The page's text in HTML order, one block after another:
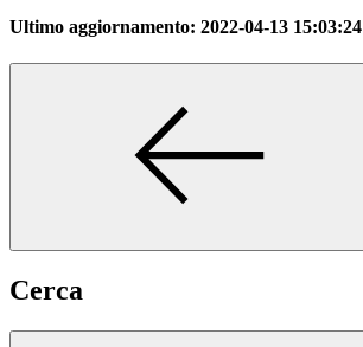
Ultimo aggiornamento: 2022-04-13 15:03:24
Cerca